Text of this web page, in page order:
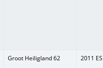
Groot Heiligland 62 2011 ES